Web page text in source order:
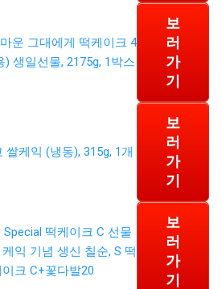
운 그대에게 떡케이크 4
) 생일선물, 2175g, 1박스
보
러
가
기
쌀케익 (냉동), 315g, 1개
보
러
가
기
Special 떡케이크 C 선물
익 기념 생신 칠순, S 떡
이크 C+꽃다발20
보
러
가
기